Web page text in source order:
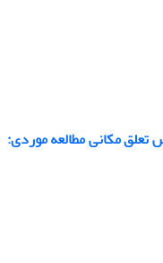
مکانی مطالعه موردی: